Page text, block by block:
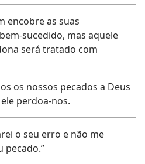
encobre as suas
sucedido, mas aquele
será tratado com
os nossos pecados a Deus
perdoa-nos.
o seu erro e não me
pecado.”